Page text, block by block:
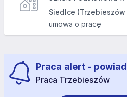
Siedlce
umowa o pracę
Praca alert -
Praca Trzebieszów